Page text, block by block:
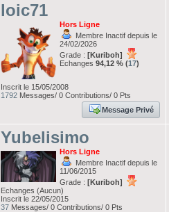
loic71
Hors Ligne
Membre Inactif depuis le
24/02/2026
Grade : [Kuriboh]
Echanges 94,12 % (17)
Inscrit le 15/05/2008
1792 Messages/ 0 Contributions/ 0 Pts
Message Privé
Yubelisimo
Hors Ligne
Membre Inactif depuis le
11/06/2015
Grade : [Kuriboh]
Echanges (Aucun)
Inscrit le 22/05/2015
37 Messages/ 0 Contributions/ 0 Pts